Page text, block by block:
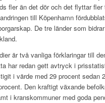
fler än det dör och det flyttar
till Köpenhamn
De tre länder som
är två vanliga förklaringar till
har redan gett avtryck i
i värde med 29 procent sedan
Den kraftigt växande
i kranskommuner med goda